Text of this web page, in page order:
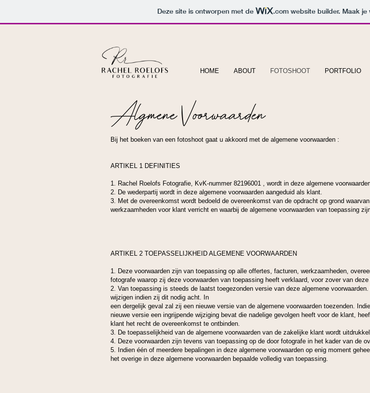
Deze site is ontworpen met de .com website builder. Maak
HOME ABOUT FOTOSHOOT PORTFOLIO
Algmene Voorwaarden
Bij het boeken van een fotoshoot gaat u akkoord met de algemene voorwaarden :
ARTIKEL 1 DEFINITIES
1. Rachel Roelofs Fotografie, KvK-nummer 82196001 , wordt in deze algemene
2. De wederpartij wordt in deze algemene voorwaarden aangeduid als klant.
3. Met de overeenkomst wordt bedoeld de overeenkomst van de opdracht op grond
werkzaamheden voor klant verricht en waarbij de algemene voorwaarden van toepassing
ARTIKEL 2 TOEPASSELIJKHEID ALGEMENE VOORWAARDEN
1. Deze voorwaarden zijn van toepassing op alle offertes, facturen, werkzaamheden,
fotografe waarop zij deze voorwaarden van toepassing heeft verklaard, voor zover van
2. Van toepassing is steeds de laatst toegezonden versie van deze algemene
wijzigen indien zij dit nodig acht. In
een dergelijk geval zal zij een nieuwe versie van de algemene voorwaarden toezenden.
nieuwe versie een ingrijpende wijziging bevat die nadelige gevolgen heeft voor de klant,
klant het recht de overeenkomst te ontbinden.
3. De toepasselijkheid van de algemene voorwaarden van de zakelijke klant wordt
4. Deze voorwaarden zijn tevens van toepassing op de door fotografe in het kader van de
5. Indien één of meerdere bepalingen in deze algemene voorwaarden op enig moment
het overige in deze algemene voorwaarden bepaalde volledig van toepassing.